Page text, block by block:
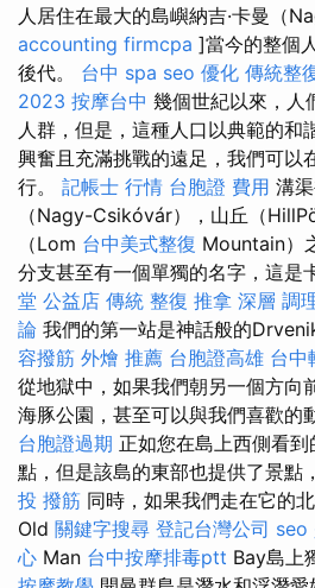
人居住在最大的島嶼納吉·卡曼（
accounting firmcpa ]當今的整個
後代。 台中 spa seo 優化 傳統整
2023 按摩台中 幾個世紀以來，人
人群，但是，這種人口以典範的和
興奮且充滿挑戰的遠足，我們可以
行。 記帳士 行情 台胞證 費用 溝
（Nagy-Csikóvár），山丘（
（Lom 台中美式整復 Mountain）
分支甚至有一個單獨的名字，這是
堂 公益店 傳統 整復 推拿 深層 調
論 我們的第一站是神話般的
容撥筋 外燴 推薦 台胞證高雄 台中
從地獄中，如果我們朝另一個方向
海豚公園，甚至可以與我們喜歡的
台胞證過期 正如您在島上西側看
點，但是該島的東部也提供了景點
投 撥筋 同時，如果我們走在它的
Old 關鍵字搜尋 登記台灣公司 seo
心 Man 台中按摩排毒ptt Bay島上